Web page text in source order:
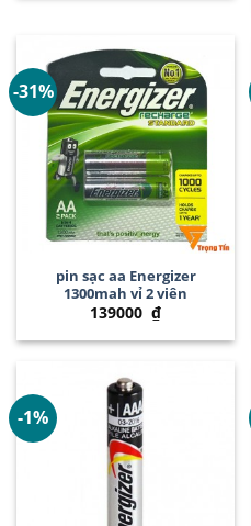
-31%
pin sạc aa Energizer
1300mah vỉ 2 viên
139000 ₫
-1%